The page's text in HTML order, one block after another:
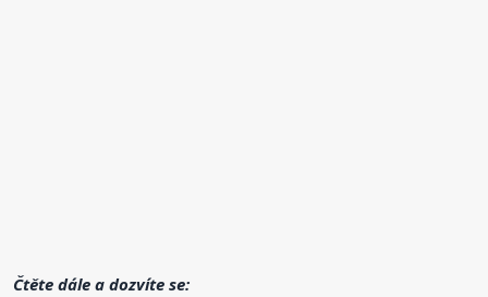
Čtěte dále a dozvíte se: